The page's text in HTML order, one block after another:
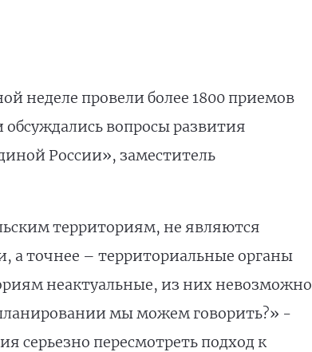
неделе провели более 1800 приемов
обсуждались вопросы развития
России», заместитель
территориям, не являются
а точнее – территориальные органы
неактуальные, из них невозможно
мы можем говорить?» -
серьезно пересмотреть подход к